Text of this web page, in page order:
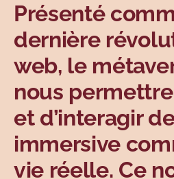
Sujets
Présenté
dernière
web, le
nous permettre
et d’interagir
immersive
vie réelle. Ce